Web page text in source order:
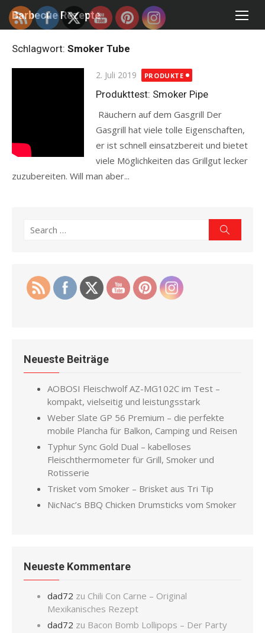
Skip
Barbecue Rezepte
Schlagwort: Smoker Tube
Posted
on
2. Juli 2019 PRODUKTE
Produkttest: Smoker Pipe
Räuchern auf dem Gasgrill Der
Gasgrill hat viele tolle Eigenschaften,
er ist schnell einsatzbereit und bietet
viele Möglichkeiten das Grillgut lecker
zuzubereiten. Will man aber...
Search
Neueste Beiträge
AOBOSI Fleischwolf AZ-MG102C im Test –
kompakt, vielseitig und leistungsstark
Weber Slate GP 56 Premium – die perfekte
mobile Plancha für Balkon, Camping und Reisen
Typhur Sync Gold Dual – kabelloses
Fleischthermometer für Grill, Smoker und
Rotisserie
Trisket vom Smoker – Brisket aus Tri Tip
NicNac’s BBQ Chicken Drumsticks vom Smoker
Neueste Kommentare
dad72 zu Chili Con Carne – Original
Mexikanisches Rezept
dad72 zu Bacon Bomb Lollipops – Der Party